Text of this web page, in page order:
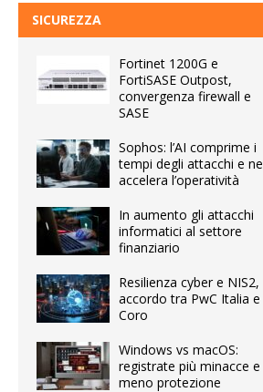
SICUREZZA
Fortinet 1200G e
FortiSASE Outpost,
convergenza firewall e
SASE
Sophos: l’AI comprime i
tempi degli attacchi e ne
accelera l’operatività
In aumento gli attacchi
informatici al settore
finanziario
Resilienza cyber e NIS2,
accordo tra PwC Italia e
Coro
Windows vs macOS:
registrate più minacce e
meno protezione